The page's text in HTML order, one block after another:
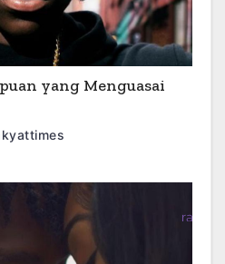
yang Menguasai